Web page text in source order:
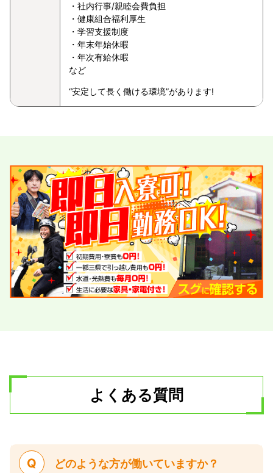
・社内行事/親睦会費負担
・健康組合福利厚生
・学習支援制度
・年末年始休暇
・年次有給休暇
など
“安定して長く働ける環境”があります!
よくある質問
Q どのような方が働いていますか？